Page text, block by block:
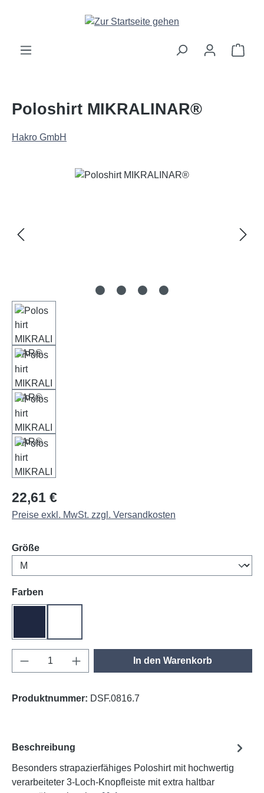
Zum Hauptinhalt springen
Poloshirt MIKRALINAR®
Hakro GmbH
Bildergalerie überspringen
Regulärer Preis:
22,61 €
Preise exkl. MwSt. zzgl. Versandkosten
Größeauswählen
Farben
Produkt Anzahl: Gib den gewünschten
In den Warenkorb
Produktnummer: DSF.0816.7
Beschreibung
Besonders strapazierfähiges Poloshirt mit hochwertig
verarbeiteter 3-Loch-Knopfleiste mit extra haltbar